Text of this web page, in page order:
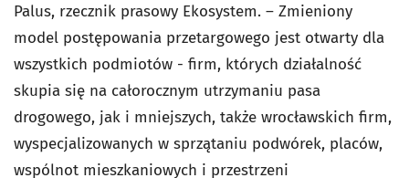
Palus, rzecznik prasowy Ekosystem. – Zmieniony
model postępowania przetargowego jest otwarty dla
wszystkich podmiotów - firm, których działalność
skupia się na całorocznym utrzymaniu pasa
drogowego, jak i mniejszych, także wrocławskich firm,
wyspecjalizowanych w sprzątaniu podwórek, placów,
wspólnot mieszkaniowych i przestrzeni